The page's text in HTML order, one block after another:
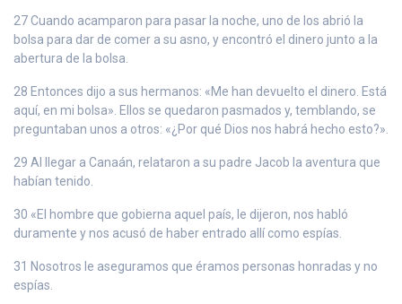
27 Cuando acamparon para pasar la noche, uno de los abrió la
bolsa para dar de comer a su asno, y encontró el dinero junto a la
abertura de la bolsa.
28 Entonces dijo a sus hermanos: «Me han devuelto el dinero. Está
aquí, en mi bolsa». Ellos se quedaron pasmados y, temblando, se
preguntaban unos a otros: «¿Por qué Dios nos habrá hecho esto?».
29 Al llegar a Canaán, relataron a su padre Jacob la aventura que
habían tenido.
30 «El hombre que gobierna aquel país, le dijeron, nos habló
duramente y nos acusó de haber entrado allí como espías.
31 Nosotros le aseguramos que éramos personas honradas y no
espías.